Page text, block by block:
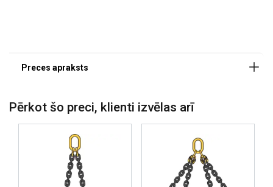
Pērkot šo preci, klienti izvēlas arī